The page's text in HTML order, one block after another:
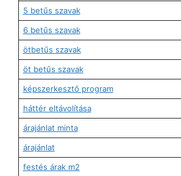
5 betűs szavak
6 betűs szavak
ötbetűs szavak
öt betűs szavak
képszerkesztő program
háttér eltávolítása
árajánlat minta
árajánlat
festés árak m2